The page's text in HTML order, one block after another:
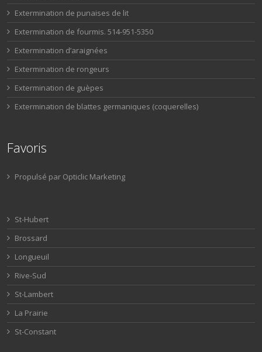
Extermination de punaises de lit
Extermination de fourmis. 514-951-5350
Extermination d’araignées
Extermination de rongeurs
Extermination de guèpes
Extermination de blattes germaniques (coquerelles)
Favoris
Propulsé par Opticlic Marketing
St-Hubert
Brossard
Longueuil
Rive-Sud
St-Lambert
La Prairie
St-Constant